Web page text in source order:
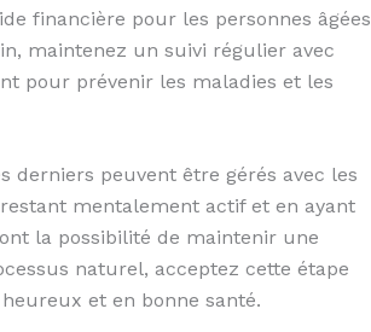
financière pour les personnes âgées
maintenez un suivi régulier avec
pour prévenir les maladies et les
derniers peuvent être gérés avec les
mentalement actif et en ayant
la possibilité de maintenir une
naturel, acceptez cette étape
et en bonne santé.